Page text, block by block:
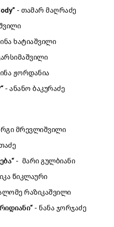
- თამარ მაღრაძე
ხატიაშვილი
ჟორდანია
- ანანო ბაკურაძე
მრევლიშვილი
“- მარი გულბიანი
წიკლაური
რაზიკაშვილი
“- ნანა ჯორჯაძე